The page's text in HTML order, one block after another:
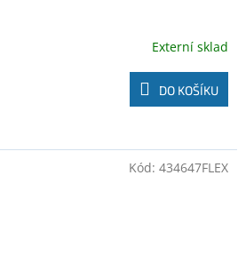
Externí sklad
DO KOŠÍKU
Kód: 434647FLEX